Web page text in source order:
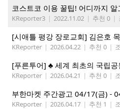
코스트코 이용 꿀팁! 어디까지 알
KReporter3 | 2022.11.02 | 추천 0 |
KReporter | 2026.04.22 | 추천 0 |
[푸른투어] ♣ 세계 최초의 국립
KReporter | 2026.04.21 | 추천 0 |
부한마켓 주간광고 04/17(금) -
KReporter | 2026.04.17 | 추천 1 |